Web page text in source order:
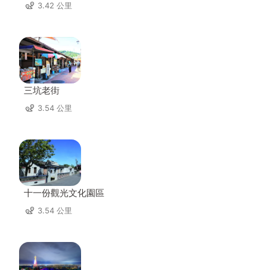
3.42 公里
三坑老街
3.54 公里
十一份觀光文化園區
3.54 公里